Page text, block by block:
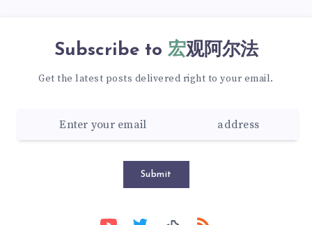
Subscribe to 宏观阿尔法
Get the latest posts delivered right to your email.
Submit